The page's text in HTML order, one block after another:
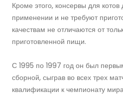
Кроме этого, консервы для
применении и не требуют
качествам не отличаются от
приготовленной пищи.
С 1995 по 1997 год он был
сборной, сыграв во всех трех
квалификации к чемпионату